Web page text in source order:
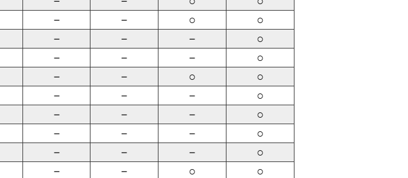
－ － ○ ○
－ － － ○
－ － － ○
－ － ○ ○
－ － － ○
－ － － ○
－ － － ○
－ － － ○
－ － ○ ○